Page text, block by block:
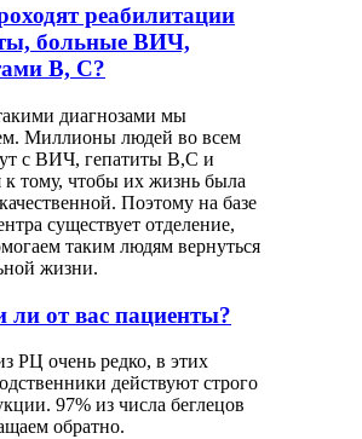
реабилитации
больные ВИЧ,
В, С?
диагнозами мы
Миллионы людей во всем
с ВИЧ, гепатиты В,С и
к тому, чтобы их жизнь была
Поэтому на базе
существует отделение,
таким людям вернуться
жизни.
ли от вас пациенты?
РЦ очень редко, в этих
действуют строго
97% из числа беглецов
обратно.